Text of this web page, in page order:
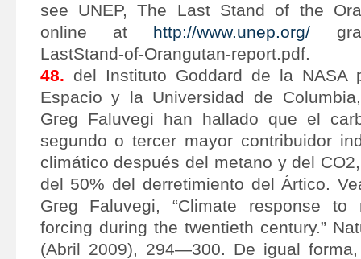
see UNEP, The Last Stand of the
online at http://www.unep.org/
LastStand-of-Orangutan-report.pdf.
48. del Instituto Goddard de la NASA
Espacio y la Universidad de
Greg Faluvegi han hallado que el
segundo o tercer mayor contribuidor
climático después del metano y del
del 50% del derretimiento del Ártico.
Greg Faluvegi, “Climate response to
forcing during the twentieth century.”
(Abril 2009), 294—300. De igual